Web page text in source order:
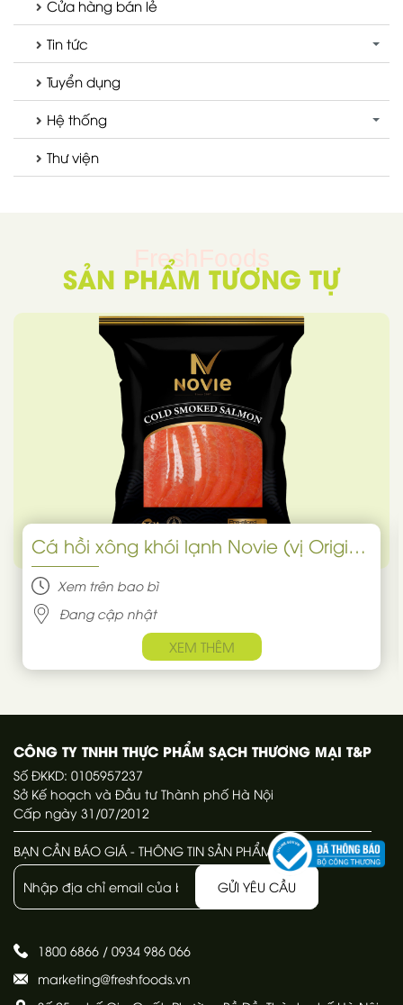
Cửa hàng bán lẻ
Tin tức
Tuyển dụng
Hệ thống
Thư viện
FreshFoods
SẢN PHẨM TƯƠNG TỰ
Cá hồi xông khói lạnh Novie (vị Original)
Xem trên bao bì
Đang cập nhật
XEM THÊM
CÔNG TY TNHH THỰC PHẨM SẠCH THƯƠNG MẠI T&P
Số ĐKKD: 0105957237
Sở Kế hoạch và Đầu tư Thành phố Hà Nội
Cấp ngày 31/07/2012
BẠN CẦN BÁO GIÁ - THÔNG TIN SẢN PHẨM
GỬI YÊU CẦU
1800 6866 / 0934 986 066
marketing@freshfoods.vn